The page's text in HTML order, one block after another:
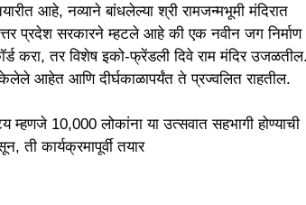
आहे, नव्याने बांधलेल्या श्री रामजन्मभूमी मंदिरात
प्रदेश सरकारने म्हटले आहे की एक नवीन जग निर्माण
करा, तर विशेष इको-फ्रेंडली दिवे राम मंदिर उजळतील.
आहेत आणि दीर्घकाळापर्यंत ते प्रज्वलित राहतील.
10,000 लोकांना या उत्सवात सहभागी होण्याची
ती कार्यक्रमापूर्वी तयार